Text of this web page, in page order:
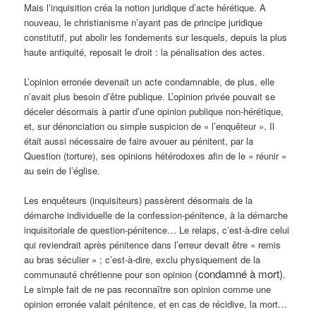
Mais l’inquisition créa la notion juridique d’acte hérétique. A
nouveau, le christianisme n’ayant pas de principe juridique
constitutif, put abolir les fondements sur lesquels, depuis la plus
haute antiquité, reposait le droit : la pénalisation des actes.
L’opinion erronée devenait un acte condamnable, de plus, elle
n’avait plus besoin d’être publique. L’opinion privée pouvait se
déceler désormais à partir d’une opinion publique non-hérétique,
et, sur dénonciation ou simple suspicion de « l’enquêteur ». Il
était aussi nécessaire de faire avouer au pénitent, par la
Question (torture), ses opinions hétérodoxes afin de le « réunir »
au sein de l’église.
Les enquêteurs (inquisiteurs) passèrent désormais de la
démarche individuelle de la confession-pénitence, à la démarche
inquisitoriale de question-pénitence… Le relaps, c’est-à-dire celui
qui reviendrait après pénitence dans l’erreur devait être « remis
au bras séculier » ; c’est-à-dire, exclu physiquement de la
communauté chrétienne pour son opinion (condamné à mort).
Le simple fait de ne pas reconnaître son opinion comme une
opinion erronée valait pénitence, et en cas de récidive, la mort…